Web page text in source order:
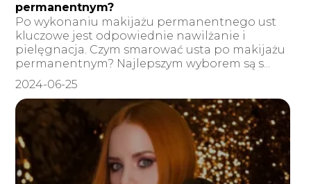
permanentnym?
Po wykonaniu makijażu permanentnego ust
kluczowe jest odpowiednie nawilżanie i
pielęgnacja. Czym smarować usta po makijażu
permanentnym? Najlepszym wyborem są s...
2024-06-25